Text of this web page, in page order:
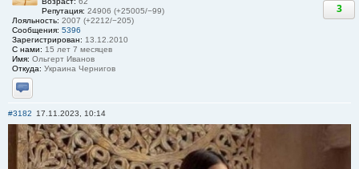
Репутация: 24906 (+25005/−99)
Лояльность: 2007 (+2212/−205)
Сообщения: 5396
Зарегистрирован: 13.12.2010
С нами: 15 лет 7 месяцев
Имя: Ольгерт Иванов
Откуда: Украина Чернигов
Отправить личное сообщение
3
#3182 17.11.2023, 10:14